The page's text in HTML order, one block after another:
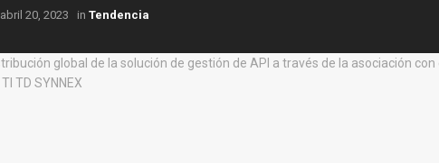
abril 20, 2023 in Tendencia